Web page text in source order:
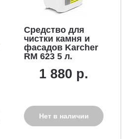
Средство для
чистки камня и
фасадов Karcher
RM 623 5 л.
1 880 р.
Нет в наличии